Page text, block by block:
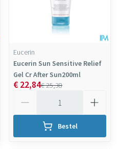
Eucerin
Eucerin Sun Sensitive Relief
Gel Cr After Sun200ml
€ 25,38
€ 22,84
Bestel